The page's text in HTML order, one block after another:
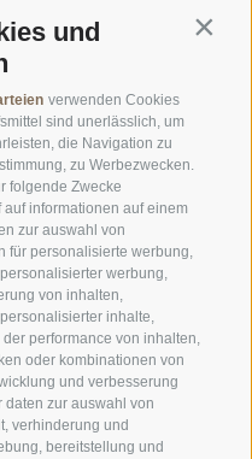
und
verwenden Cookies
sind unerlässlich, um
die Navigation zu
zu Werbezwecken.
folgende Zwecke
informationen auf einem
zur auswahl von
für personalisierte werbung,
werbung,
von inhalten,
inhalte,
performance von inhalten,
oder kombinationen von
und verbesserung
zur auswahl von
verhinderung und
bereitstellung und
einer Wanderung
mit Familie und
wünschen Ihnen einen
Picknick-Plätzen im